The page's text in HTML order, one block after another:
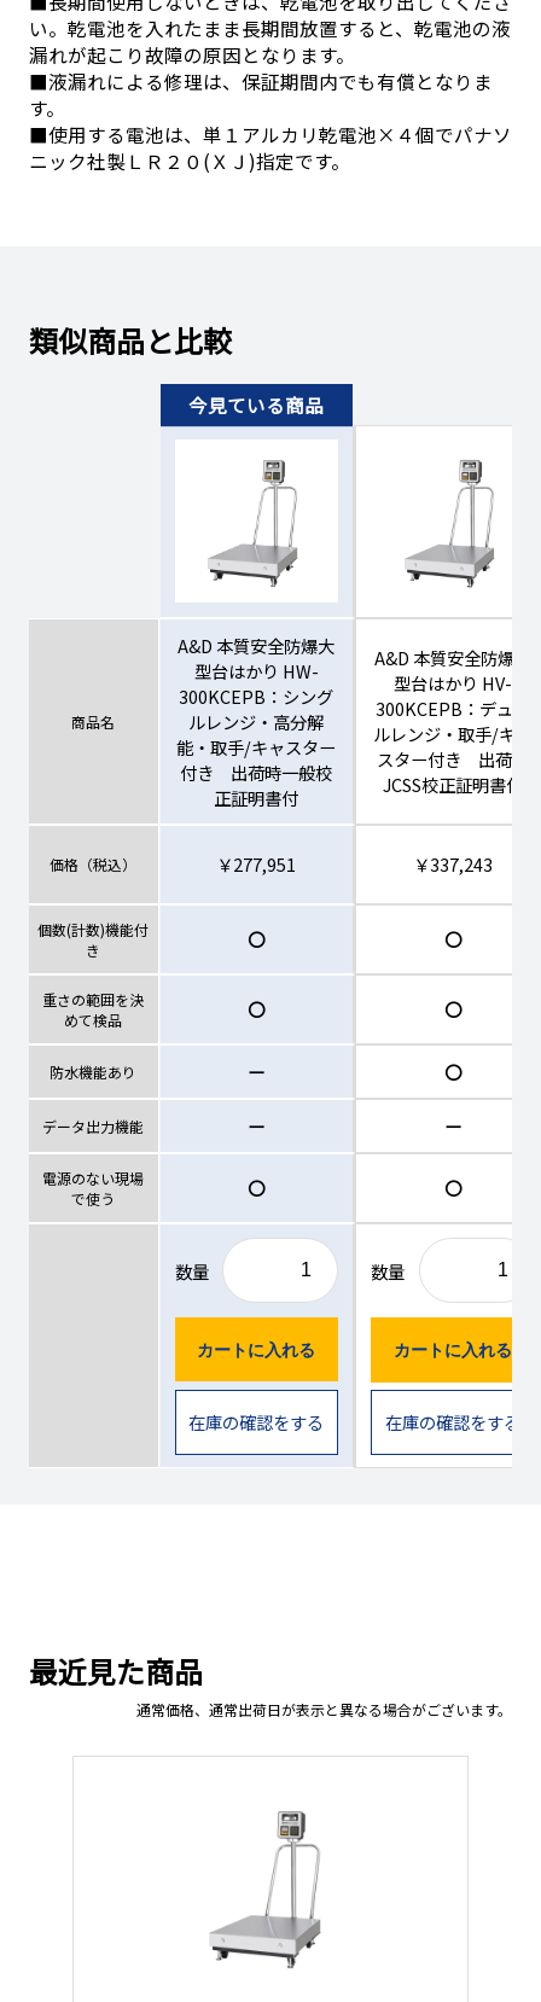
い。乾電池を入れたまま長期間放置すると、乾電池の液
漏れが起こり故障の原因となります。
■液漏れによる修理は、保証期間内でも有償となりま
す。
■使用する電池は、単１アルカリ乾電池×４個でパナソ
ニック社製ＬＲ２０(ＸＪ)指定です。
類似商品と比較
商品名
A&D 本質安全防爆大
型台はかり HW-
300KCEPB：シング
ルレンジ・高分解
能・取手/キャスター
付き 出荷時一般校
正証明書付
A&D 本質安全防爆大
型台はかり HV-
300KCEPB：デュア
ルレンジ・取手/キャ
スター付き 出荷時
JCSS校正証明書付
価格（税込） ￥277,951 ￥337,243
個数(計数)機能付
き
〇 〇
重さの範囲を決
めて検品
〇 〇
防水機能あり ー 〇
データ出力機能 ー ー
電源のない現場
で使う
〇 〇
数量
カートに入れる
在庫の確認をする
数量
カートに入れる
在庫の確認をする
最近見た商品
通常価格、通常出荷日が表示と異なる場合がございます。